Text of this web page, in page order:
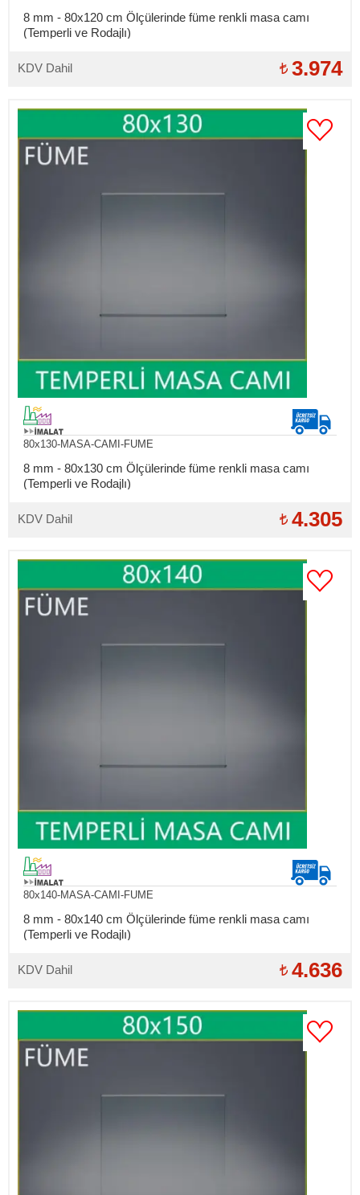
8 mm - 80x120 cm Ölçülerinde füme renkli masa camı
(Temperli ve Rodajlı)
KDV Dahil 3.974
80x130-MASA-CAMI-FUME
8 mm - 80x130 cm Ölçülerinde füme renkli masa camı
(Temperli ve Rodajlı)
KDV Dahil 4.305
80x140-MASA-CAMI-FUME
8 mm - 80x140 cm Ölçülerinde füme renkli masa camı
(Temperli ve Rodajlı)
KDV Dahil 4.636